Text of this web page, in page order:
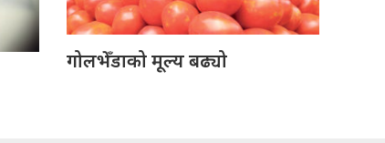
गोलभेँडाको मूल्य बढ्यो